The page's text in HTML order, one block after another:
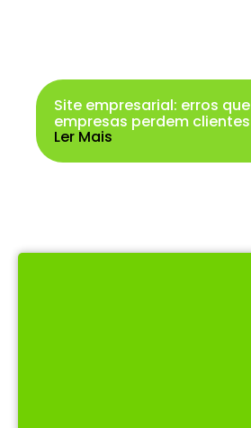
Site empresarial: erros
empresas perdem clientes
Ler Mais